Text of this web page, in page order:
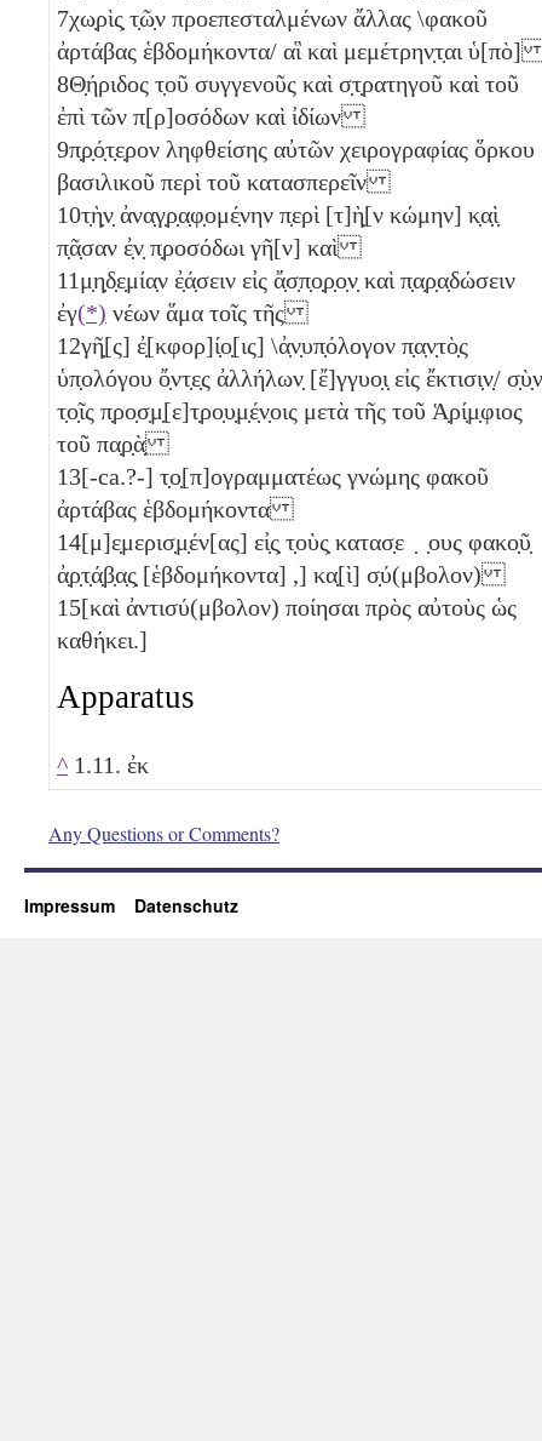
7χω̣ρὶς̣ τ̣ῶ̣ν προεπεσταλμένων ἄλλας \φακοῦ
ἀρτάβας ἑβδομήκοντα/ αἳ καὶ μεμέτρην̣τ̣αι
8Θ̣ήριδος τ̣οῦ συγγενοῦς καὶ σ̣τ̣ρατηγοῦ καὶ τοῦ
ἐπὶ τῶν π[ρ]οσόδων καὶ ἰδίων
9π̣ρ̣ό̣τ̣ε̣ρον ληφθείσης αὐτῶν χειρογραφίας ὅρκου
βασιλικοῦ περὶ τοῦ κατασπερεῖν
10τ̣ὴ̣ν̣ ἀνα̣γ̣ρ̣α̣φ̣ομέ̣νην π̣ερὶ [τ]ὴ̣[ν κώμην] κ̣α̣ὶ̣
π̣ᾶ̣σαν ἐ̣ν̣ π̣ροσόδωι γῆ[ν] καὶ
11μ̣η̣δ̣ε̣μία̣ν ἐ̣ά̣σειν εἰς ἄ̣σ̣π̣ο̣ρ̣ο̣ν̣ καὶ π̣α̣ρ̣α̣δώσειν
ἐγ(*) νέων ἅμα τοῖς τῆς
12γῆ̣[ς] ἐ̣[κφορ]ί̣ο̣[ις] \ἀ̣ν̣υπ̣όλογον π̣α̣ν̣τὸ̣ς
ὑπ̣ολόγου ὄ̣ντ̣ε̣ς ἀλλήλων̣ [ἔ]γγυο̣ι̣ εἰς ἔκτισι̣ν̣/ σ̣ὺ̣ν
τ̣ο̣ῖς π̣ρο̣σ̣μ̣[ε]τ̣ρο̣υ̣μ̣έ̣ν̣οις μετὰ τῆς τοῦ Ἁ̣ρί̣μ̣φιος
τοῦ πα̣ρ̣ὰ̣
13[-ca.?-] τ̣ο̣[π]ογραμματέως γνώμης φακοῦ
ἀρτάβας ἑβδομήκοντα
14[μ]ε̣μερισ̣μ̣έν[ας] εἰ̣ς̣ τ̣οὺς̣ κατασ̣ε ̣ ̣ους φακο̣ῦ̣
ἀ̣ρ̣τ̣ά̣β̣α̣ς̣ [ἑβδομήκοντα] ,] κα̣[ὶ] σ̣ύ(μβολον)
15[καὶ ἀντισύ(μβολον) ποίησαι πρὸς αὐτοὺς ὡς
καθήκει.]
Apparatus
^ 1.11. ἐκ
Any Questions or Comments?
Impressum Datenschutz